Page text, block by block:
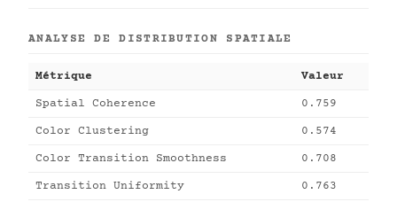
ANALYSE DE DISTRIBUTION SPATIALE
Métrique Valeur
Spatial Coherence 0.759
Color Clustering 0.574
Color Transition Smoothness 0.708
Transition Uniformity 0.763